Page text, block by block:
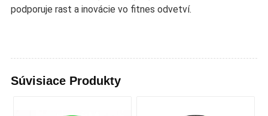
podporuje rast a inovácie vo fitnes odvetví.
Súvisiace Produkty